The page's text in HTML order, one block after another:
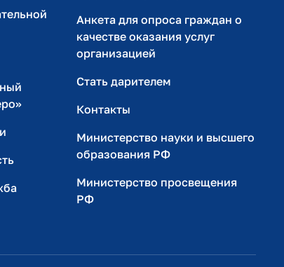
Анкета для опроса граждан о
качестве оказания услуг
организацией
Стать дарителем
Контакты
Министерство науки и высшего
образования РФ
Министерство просвещения
РФ